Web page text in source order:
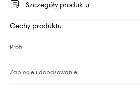
Szczegóły produktu
Cechy produktu
Profil
Zapięcie i dopasowanie